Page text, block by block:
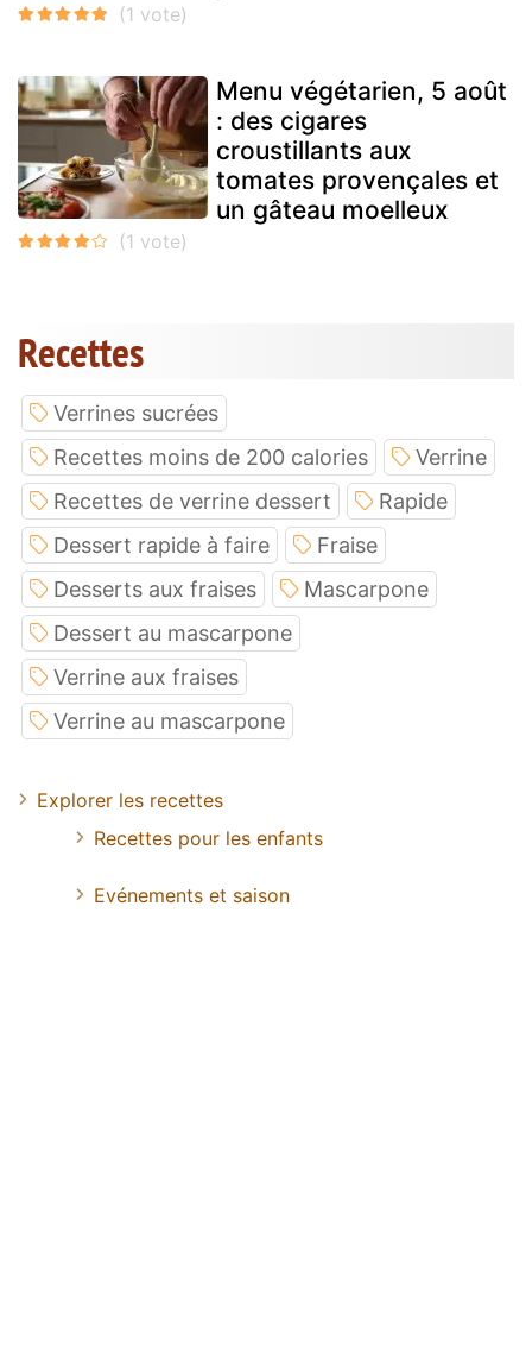
Menu végétarien, 5 août
: des cigares
croustillants aux
tomates provençales et
un gâteau moelleux
Recettes
Verrines sucrées
Recettes moins de 200 calories
Verrine
Recettes de verrine dessert
Rapide
Dessert rapide à faire
Fraise
Desserts aux fraises
Mascarpone
Dessert au mascarpone
Verrine aux fraises
Verrine au mascarpone
Explorer les recettes
Recettes pour les enfants
Evénements et saison